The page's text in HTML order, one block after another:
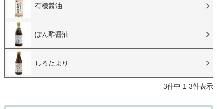
有機醤油
ぽん酢醤油
しろたまり
3件中 1-3件表示